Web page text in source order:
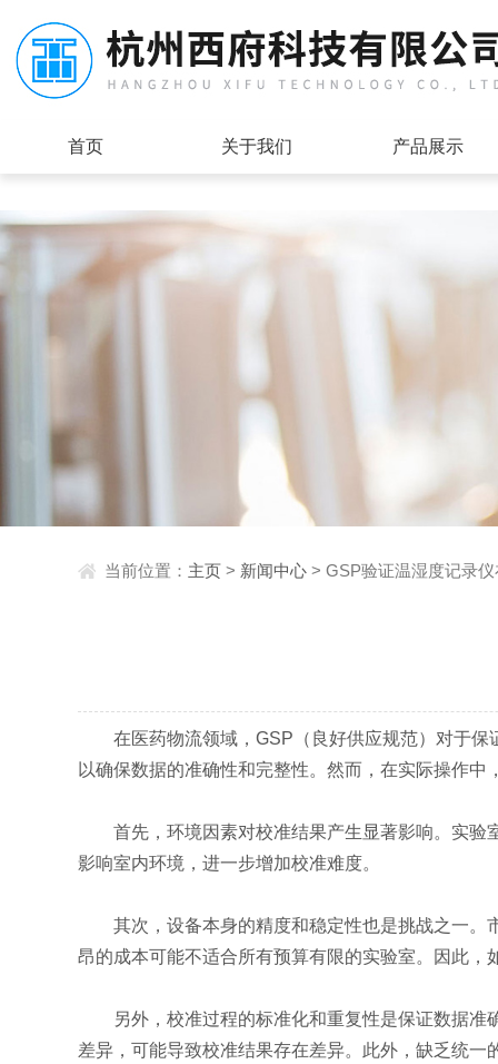
首页 关于我们 产品展示
当前位置： 主页 > 新闻中心 > GSP验证温湿度记录
在医药物流领域，GSP（良好供应规范）对于保
以确保数据的准确性和完整性。然而，在实际操作
首先，环境因素对校准结果产生显著影响。实验
影响室内环境，进一步增加校准难度。
其次，设备本身的精度和稳定性也是挑战之一。
昂的成本可能不适合所有预算有限的实验室。因此
另外，校准过程的标准化和重复性是保证数据准
差异，可能导致校准结果存在差异。此外，缺乏统